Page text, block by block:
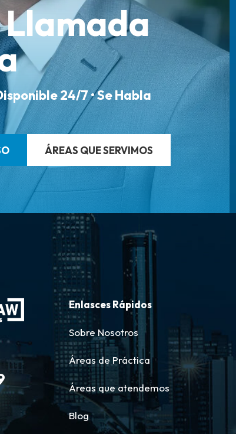
24/7 • Se Habla
ÁREAS QUE SERVIMOS
Enlasces Rápidos
Sobre Nosotros
Áreas de Práctica
Áreas que atendemos
Blog